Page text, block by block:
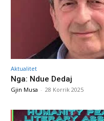
Aktualitet
Nga: Ndue Dedaj
Gjin Musa - 28 Korrik 2025